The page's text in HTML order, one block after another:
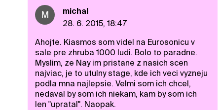
M
michal
28. 6. 2015, 18:47
Ahojte. Kiasmos som videl na Eurosonicu v
sale pre zhruba 1000 ludi. Bolo to paradne.
Myslim, ze Nay im pristane z nasich scen
najviac, je to utulny stage, kde ich veci vyzneju
podla mna najlepsie. Velmi som ich chcel,
nedaval by som ich niekam, kam by som ich
len "upratal". Naopak.